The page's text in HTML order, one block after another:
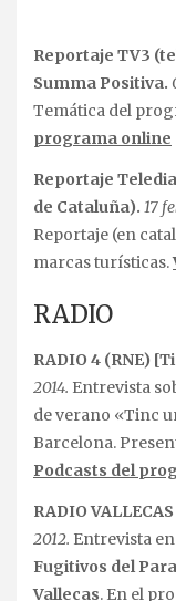
Reportaje TV3
Summa Positiva.
Temática del
programa online
Reportaje
de Cataluña). 17
Reportaje (en
marcas turísticas.
RADIO
RADIO 4 (RNE)
2014. Entrevista
de verano «Tinc
Barcelona.
Podcasts del
RADIO
2012. Entrevista
Fugitivos del
Vallecas. En el